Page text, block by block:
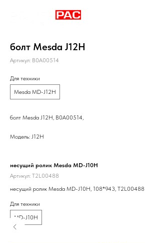
болт Mesda J12H
Артикул: B0A00514
Для техники
Mesda MD-J12H
болт Mesda J12H, B0A00514,
Модель: J12H
несущий ролик Mesda MD-J10H
Артикул: T2L00488
несущий ролик Mesda MD-J10H, 108*943, T2L00488
Для техники
MD-J10H